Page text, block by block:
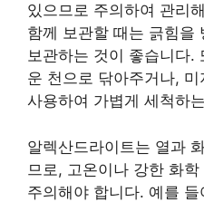
있으므로 주의하여 관리
함께 보관할 때는 긁힘을
보관하는 것이 좋습니다.
운 천으로 닦아주거나,
사용하여 가볍게 세척하
알렉산드라이트는 열과
므로, 고온이나 강한 화
주의해야 합니다. 예를